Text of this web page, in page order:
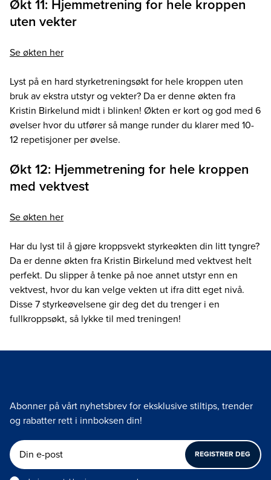
Økt 11: Hjemmetrening for hele kroppen
uten vekter
Se økten her
Lyst på en hard styrketreningsøkt for hele kroppen uten
bruk av ekstra utstyr og vekter? Da er denne økten fra
Kristin Birkelund midt i blinken! Økten er kort og god med 6
øvelser hvor du utfører så mange runder du klarer med 10-
12 repetisjoner per øvelse.
Økt 12: Hjemmetrening for hele kroppen
med vektvest
Se økten her
Har du lyst til å gjøre kroppsvekt styrkeøkten din litt tyngre?
Da er denne økten fra Kristin Birkelund med vektvest helt
perfekt. Du slipper å tenke på noe annet utstyr enn en
vektvest, hvor du kan velge vekten ut ifra ditt eget nivå.
Disse 7 styrkeøvelsene gir deg det du trenger i en
fullkroppsøkt, så lykke til med treningen!
Abonner på vårt nyhetsbrev for eksklusive stiltips, trender
og rabatter rett i innboksen din!
REGISTRER DEG